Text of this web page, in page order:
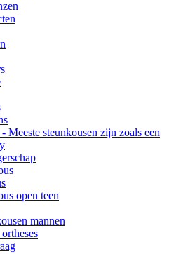
Meeste steunkousen zijn zoals een
open teen
mannen